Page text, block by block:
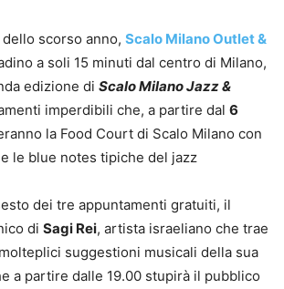
scorso anno, Scalo Milano Outlet &
a soli 15 minuti dal centro di Milano,
edizione di Scalo Milano Jazz &
imperdibili che, a partire dal 6
la Food Court di Scalo Milano con
le blue notes tipiche del jazz
dei tre appuntamenti gratuiti, il
di Sagi Rei, artista israeliano che trae
suggestioni musicali della sua
a partire dalle 19.00 stupirà il pubblico